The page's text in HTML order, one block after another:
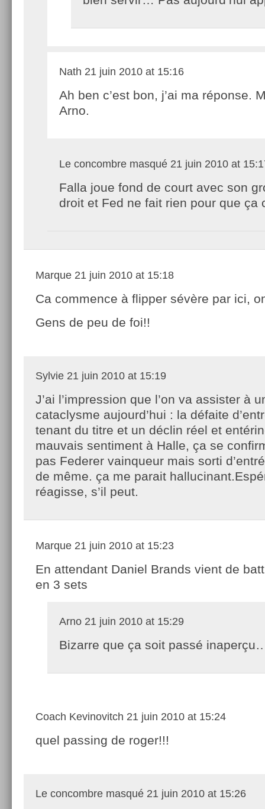
Nath 21 juin 2010 at 15:16
Ah ben c’est bon, j’ai ma réponse.
Arno.
Le concombre masqué 21 juin 2010 at
Falla joue fond de court avec son
droit et Fed ne fait rien pour que
Marque 21 juin 2010 at 15:18
Ca commence à flipper sévère par ici,
Gens de peu de foi!!
Sylvie 21 juin 2010 at 15:19
J’ai l’impression que l’on va assister à
cataclysme aujourd’hui : la défaite
tenant du titre et un déclin réel et
mauvais sentiment à Halle, ça se
pas Federer vainqueur mais sorti
de même. ça me parait
réagisse, s’il peut.
Marque 21 juin 2010 at 15:23
En attendant Daniel Brands vient de
en 3 sets
Arno 21 juin 2010 at 15:29
Bizarre que ça soit passé
Coach Kevinovitch 21 juin 2010 at 15:24
quel passing de roger!!!
Le concombre masqué 21 juin 2010 at 15:26